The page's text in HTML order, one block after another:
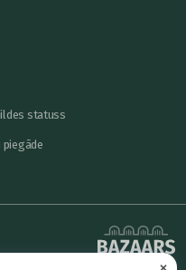
statuss
piegāde